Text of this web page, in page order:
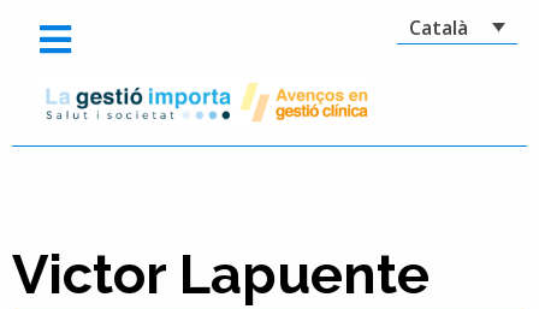
Català
Victor Lapuente